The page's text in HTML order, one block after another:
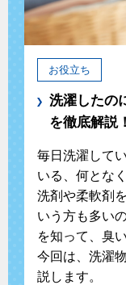
お役立ち
洗濯したの
を徹底解説！
毎日洗濯して
いる、何とな
洗剤や柔軟剤
いう方も多い
を知って、臭
今回は、洗濯
説します。